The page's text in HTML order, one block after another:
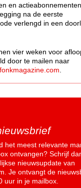
en
na de eerste
verlengd in een
vier weken voor
door te mailen naar
het meest relevante
ontvangen? Schrijf
nieuwsupdate van
Je ontvangt de
uur in je mailbox.